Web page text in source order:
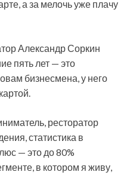
а за мелочь уже плачу
Александр Соркин
пять лет — это
бизнесмена, у него
ресторатор
статистика в
— это до 80%
в котором я живу,